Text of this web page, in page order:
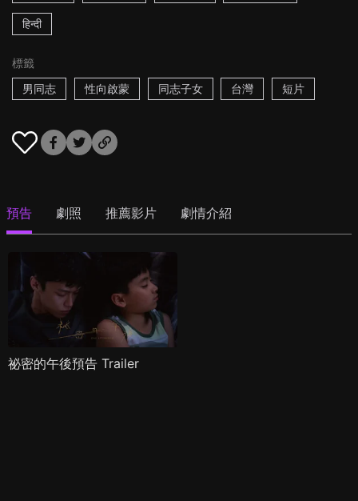
हिन्दी
標籤
男同志
性向啟蒙 同志子女 台灣 短片
預告 劇照 推薦影片 劇情介紹
祕密的午後預告 Trailer